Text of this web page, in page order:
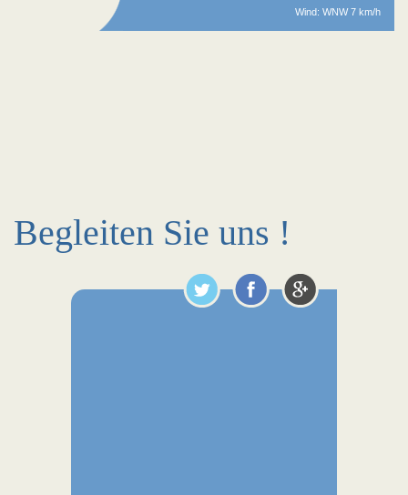
Wind: WNW 7 km/h
Begleiten Sie uns !